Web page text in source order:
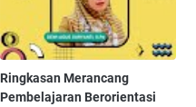
Ringkasan Merancang
Pembelajaran Berorientasi